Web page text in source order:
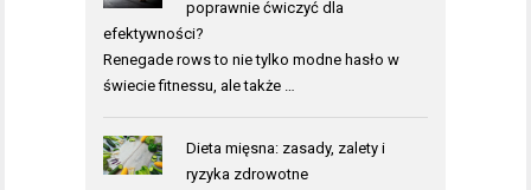
poprawnie ćwiczyć dla
efektywności?
Renegade rows to nie tylko modne hasło w
świecie fitnessu, ale także …
Dieta mięsna: zasady, zalety i
ryzyka zdrowotne